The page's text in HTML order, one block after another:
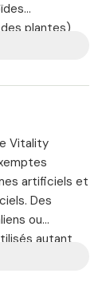
plantes)
à
une
C.
Vitality
artificiels et
Des
ou
autant
produit